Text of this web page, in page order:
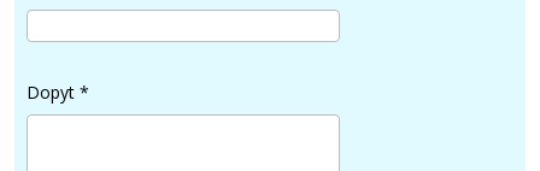
Súprava kompatibilných náplní
Dopyt *